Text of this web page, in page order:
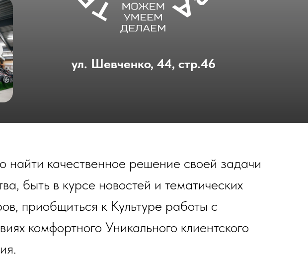
ул. Шевченко, 44, стр.46
найти качественное решение своей задачи
быть в курсе новостей и тематических
приобщиться к Культуре работы с
комфортного Уникального клиентского